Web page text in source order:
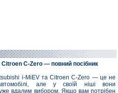
C-Zero — повний посібник
i-MiEV та Citroen C-Zero — це не
автомобілі, але у своїй ніші вони
вдалим вибором. Якщо вам потрібен